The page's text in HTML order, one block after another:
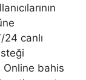
canlı
Online bahis